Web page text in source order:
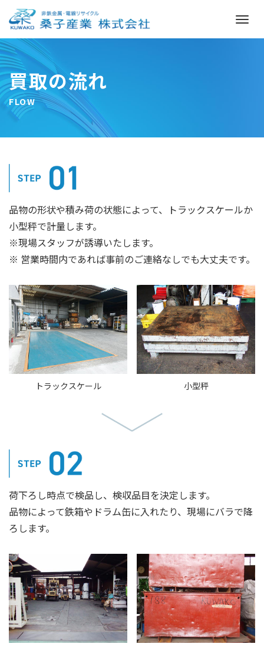
M
e
買取の流れ
FLOW
品物の形状や積み荷の状態によって、トラックスケールか
小型秤で計量します。
※現場スタッフが誘導いたします。
※ 営業時間内であれば事前のご連絡なしでも大丈夫です。
トラックスケール 小型秤
荷下ろし時点で検品し、検収品目を決定します。
品物によって鉄箱やドラム缶に入れたり、現場にバラで降
ろします。